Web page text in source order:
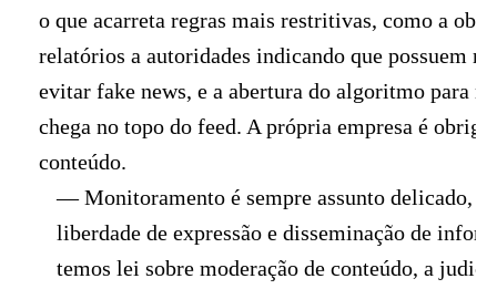
o que acarreta regras mais restritivas, como a
relatórios a autoridades indicando que possuem
evitar fake news, e a abertura do algoritmo para
chega no topo do feed. A própria empresa é
conteúdo.
— Monitoramento é sempre assunto delicado,
liberdade de expressão e disseminação de
temos lei sobre moderação de conteúdo, a